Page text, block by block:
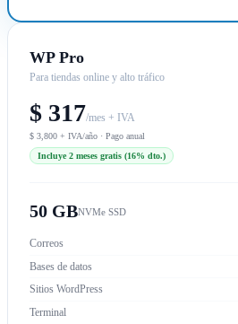
WP Pro
Para tiendas online y alto tráfico
$ 317/mes + IVA
$ 3,800 + IVA/año · Pago anual
Incluye 2 meses gratis (16% dto.)
50 GBNVMe SSD
Correos
Bases de datos
Sitios WordPress
Terminal